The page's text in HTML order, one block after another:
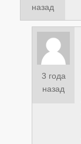
назад
3 года
назад